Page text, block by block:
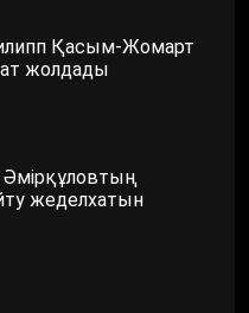
Қасым-Жомарт
жолдады
жеделхатын